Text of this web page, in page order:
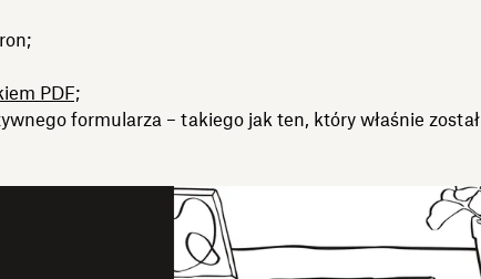
PDF;
formularza – takiego jak ten, który właśnie został